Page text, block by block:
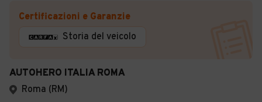
Certificazioni e Garanzie
Storia del veicolo
AUTOHERO ITALIA ROMA
Roma (RM)